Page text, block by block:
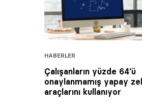
HABERLER
Çalışanların yüzde 64’ü
onaylanmamış yapay
araçlarını kullanıyor